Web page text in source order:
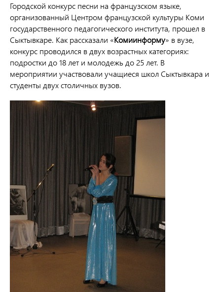
Городской конкурс песни на французском языке,
организованный Центром французской культуры Коми
государственного педагогического института, прошел в
Сыктывкаре. Как рассказали «Комиинформу» в вузе,
конкурс проводился в двух возрастных категориях:
подростки до 18 лет и молодежь до 25 лет. В
мероприятии участвовали учащиеся школ Сыктывкара и
студенты двух столичных вузов.